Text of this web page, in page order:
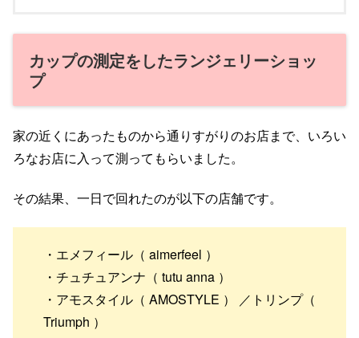
カップの測定をしたランジェリーショッ
プ
家の近くにあったものから通りすがりのお店まで、いろい
ろなお店に入って測ってもらいました。
その結果、一日で回れたのが以下の店舗です。
・エメフィール（ aimerfeel ）
・チュチュアンナ（ tutu anna ）
・アモスタイル（ AMOSTYLE ） ／トリンプ（
Triumph ）